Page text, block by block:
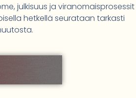
julkisuus ja viranomaisprosessit
hetkellä seurataan tarkasti